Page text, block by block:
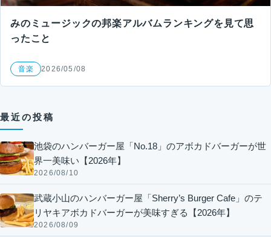
みのミュージックの邦楽アルバムランキングを見て思
ったこと
音楽 2026/05/08
最近の投稿
池袋のハンバーガー屋「No.18」のアボカドバーガーが世
界一美味い【2026年】
2026/08/10
武蔵小山のハンバーガー屋「Sherry’s Burger Cafe」のテ
リヤキアボカドバーガーが美味すぎる【2026年】
2026/08/09